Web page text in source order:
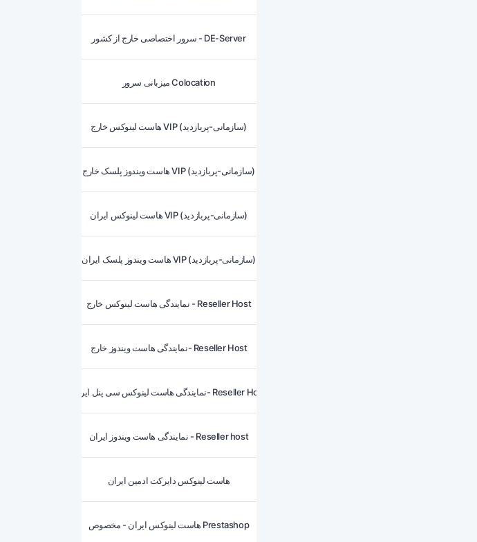
سرور اختصاصی خارج از کشور - DE-Server
میزبانی سرور Colocation
هاست لینوکس خارج VIP (سازمانی-پربازدید)
هاست ویندوز پلسک خارج VIP (سازمانی-پربازدید)
هاست لینوکس ایران VIP (سازمانی-پربازدید)
هاست ویندوز پلسک ایران VIP (سازمانی-پربازدید)
نمایندگی هاست لینوکس خارج - Reseller Host
نمایندگی هاست ویندوز خارج- Reseller Host
نمایندگی هاست لینوکس سی پنل ایران- Reseller Host
نمایندگی هاست ویندوز ایران - Reseller host
هاست لینوکس دایرکت ادمین ایران
هاست لینوکس ایران - مخصوص Prestashop